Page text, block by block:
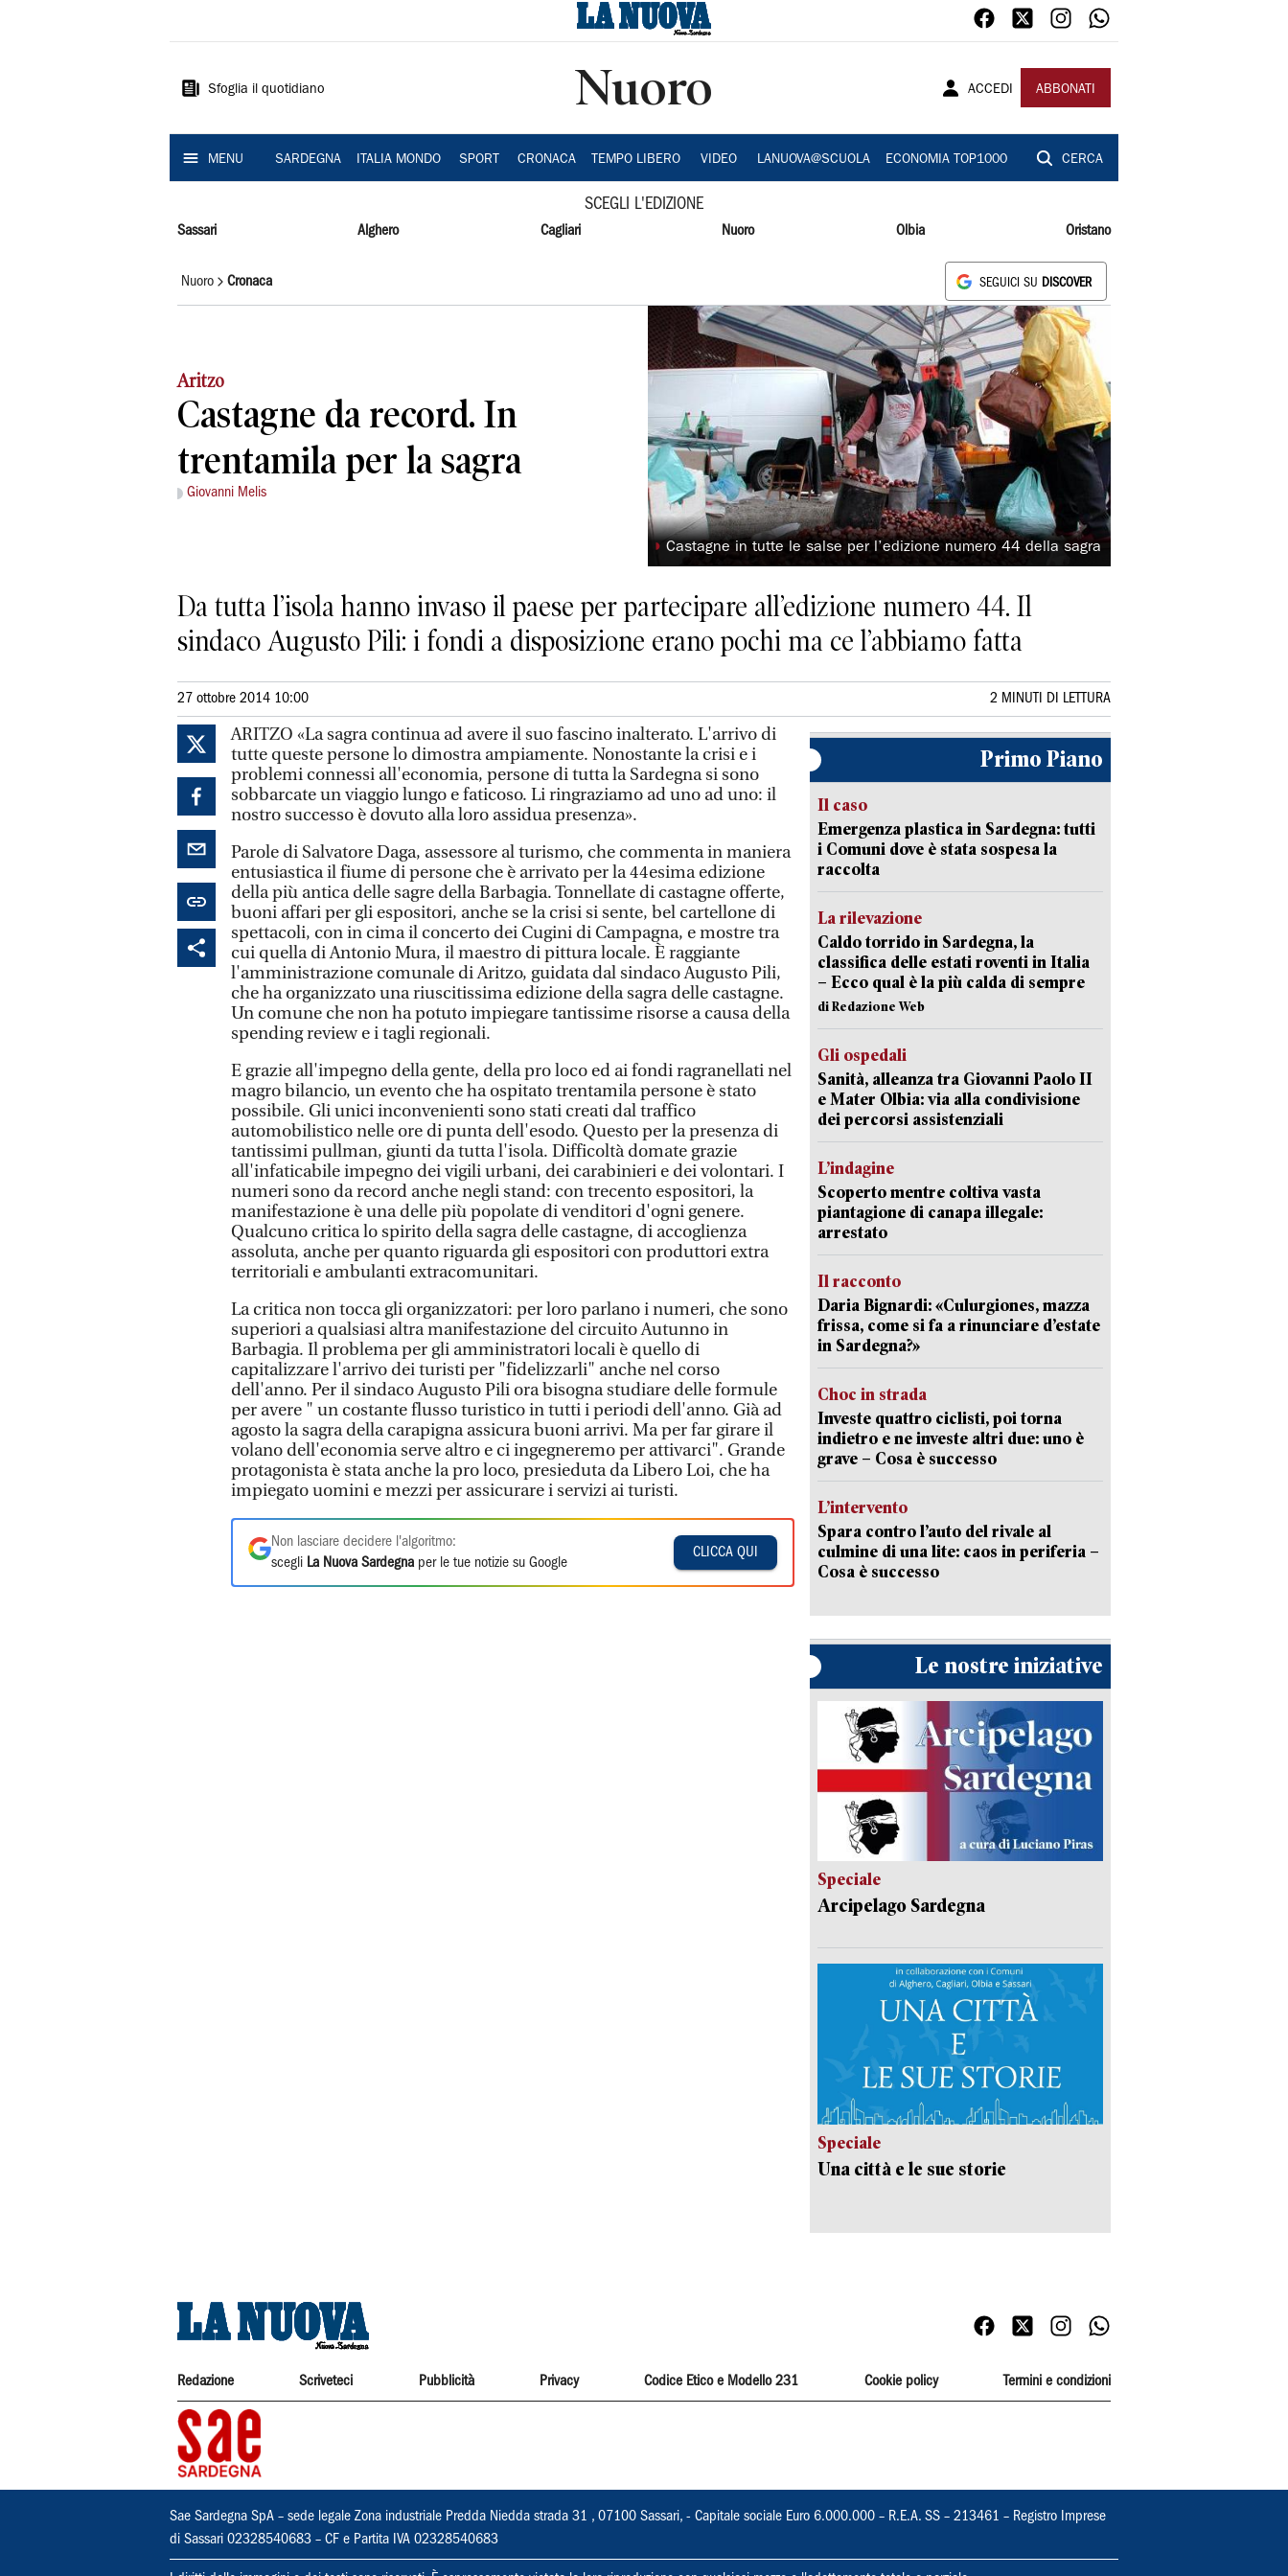
Sardegna
Sfoglia il quotidiano Nuoro ACCEDI ABBONATI
MENU SARDEGNA ITALIA MONDO SPORT CRONACA TEMPO LIBERO VIDEO LANUOVA@SCUOLA ECONOMIA TOP1000 CERCA
SCEGLI L'EDIZIONE
Sassari Alghero Cagliari Nuoro Olbia Oristano
Nuoro Cronaca SEGUICI SU DISCOVER
Aritzo
Castagne da record. In
trentamila per la sagra
Giovanni Melis
◗ Castagne in tutte le salse per l’edizione numero 44 della sagra
Da tutta l’isola hanno invaso il paese per partecipare all’edizione numero 44. Il
sindaco Augusto Pili: i fondi a disposizione erano pochi ma ce l’abbiamo fatta
27 ottobre 2014 10:00 2 MINUTI DI LETTURA
ARITZO «La sagra continua ad avere il suo fascino inalterato. L'arrivo di
tutte queste persone lo dimostra ampiamente. Nonostante la crisi e i
problemi connessi all'economia, persone di tutta la Sardegna si sono
sobbarcate un viaggio lungo e faticoso. Li ringraziamo ad uno ad uno: il
nostro successo è dovuto alla loro assidua presenza».
Parole di Salvatore Daga, assessore al turismo, che commenta in maniera
entusiastica il fiume di persone che è arrivato per la 44esima edizione
della più antica delle sagre della Barbagia. Tonnellate di castagne offerte,
buoni affari per gli espositori, anche se la crisi si sente, bel cartellone di
spettacoli, con in cima il concerto dei Cugini di Campagna, e mostre tra
cui quella di Antonio Mura, il maestro di pittura locale. È raggiante
l'amministrazione comunale di Aritzo, guidata dal sindaco Augusto Pili,
che ha organizzato una riuscitissima edizione della sagra delle castagne.
Un comune che non ha potuto impiegare tantissime risorse a causa della
spending review e i tagli regionali.
E grazie all'impegno della gente, della pro loco ed ai fondi ragranellati nel
magro bilancio, un evento che ha ospitato trentamila persone è stato
possibile. Gli unici inconvenienti sono stati creati dal traffico
automobilistico nelle ore di punta dell'esodo. Questo per la presenza di
tantissimi pullman, giunti da tutta l'isola. Difficoltà domate grazie
all'infaticabile impegno dei vigili urbani, dei carabinieri e dei volontari. I
numeri sono da record anche negli stand: con trecento espositori, la
manifestazione è una delle più popolate di venditori d'ogni genere.
Qualcuno critica lo spirito della sagra delle castagne, di accoglienza
assoluta, anche per quanto riguarda gli espositori con produttori extra
territoriali e ambulanti extracomunitari.
La critica non tocca gli organizzatori: per loro parlano i numeri, che sono
superiori a qualsiasi altra manifestazione del circuito Autunno in
Barbagia. Il problema per gli amministratori locali è quello di
capitalizzare l'arrivo dei turisti per "fidelizzarli" anche nel corso
dell'anno. Per il sindaco Augusto Pili ora bisogna studiare delle formule
per avere " un costante flusso turistico in tutti i periodi dell'anno. Già ad
agosto la sagra della carapigna assicura buoni arrivi. Ma per far girare il
volano dell'economia serve altro e ci ingegneremo per attivarci". Grande
protagonista è stata anche la pro loco, presieduta da Libero Loi, che ha
impiegato uomini e mezzi per assicurare i servizi ai turisti.
Non lasciare decidere l'algoritmo:
scegli La Nuova Sardegna per le tue notizie su Google
CLICCA QUI
Primo Piano
Il caso
Emergenza plastica in Sardegna: tutti
i Comuni dove è stata sospesa la
raccolta
La rilevazione
Caldo torrido in Sardegna, la
classifica delle estati roventi in Italia
– Ecco qual è la più calda di sempre
di Redazione Web
Gli ospedali
Sanità, alleanza tra Giovanni Paolo II
e Mater Olbia: via alla condivisione
dei percorsi assistenziali
L’indagine
Scoperto mentre coltiva vasta
piantagione di canapa illegale:
arrestato
Il racconto
Daria Bignardi: «Culurgiones, mazza
frissa, come si fa a rinunciare d’estate
in Sardegna?»
Choc in strada
Investe quattro ciclisti, poi torna
indietro e ne investe altri due: uno è
grave – Cosa è successo
L’intervento
Spara contro l’auto del rivale al
culmine di una lite: caos in periferia –
Cosa è successo
Le nostre iniziative
Speciale
Arcipelago Sardegna
Speciale
Una città e le sue storie
Redazione Scriveteci Pubblicità Privacy Codice Etico e Modello 231 Cookie policy Termini e condizioni
Sae Sardegna SpA – sede legale Zona industriale Predda Niedda strada 31 , 07100 Sassari, - Capitale sociale Euro 6.000.000 – R.E.A. SS – 213461 – Registro Imprese
di Sassari 02328540683 – CF e Partita IVA 02328540683